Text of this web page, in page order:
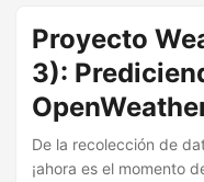
potencia.
Proyecto
3):
De la recolección de
¡ahora es el momento